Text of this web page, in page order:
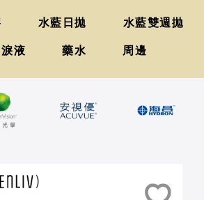
水藍日拋 水藍雙週拋
淚液 藥水 周邊